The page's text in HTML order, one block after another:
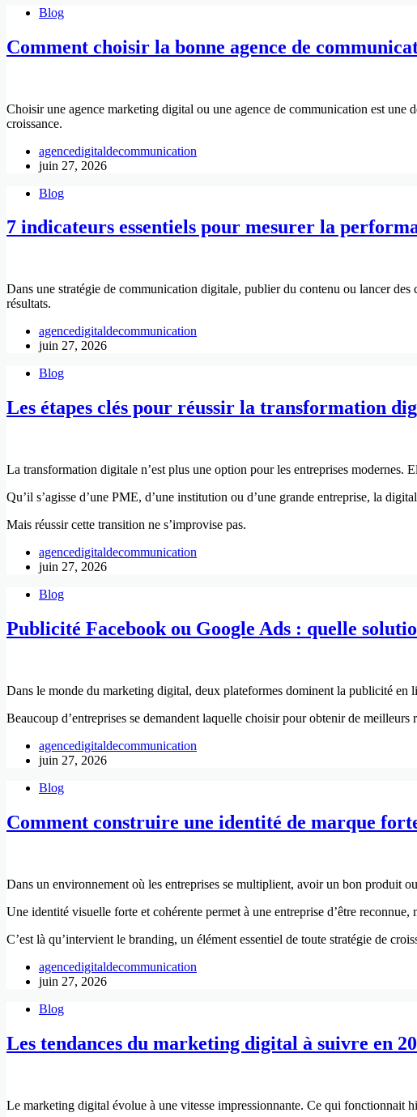
Blog
Comment choisir la bonne agence de
Choisir une agence marketing digital ou une agence de communication est
croissance.
agencedigitaldecommunication
juin 27, 2026
Blog
7 indicateurs essentiels pour mesurer la
Dans une stratégie de communication digitale, publier du contenu ou lancer
résultats.
agencedigitaldecommunication
juin 27, 2026
Blog
Les étapes clés pour réussir la transformation
La transformation digitale n’est plus une option pour les entreprises modernes.
Qu’il s’agisse d’une PME, d’une institution ou d’une grande entreprise, la
Mais réussir cette transition ne s’improvise pas.
agencedigitaldecommunication
juin 27, 2026
Blog
Publicité Facebook ou Google Ads : quelle
Dans le monde du marketing digital, deux plateformes dominent la publicité en
Beaucoup d’entreprises se demandent laquelle choisir pour obtenir de
agencedigitaldecommunication
juin 27, 2026
Blog
Comment construire une identité de marque
Dans un environnement où les entreprises se multiplient, avoir un bon produit
Une identité visuelle forte et cohérente permet à une entreprise d’être
C’est là qu’intervient le branding, un élément essentiel de toute stratégie de
agencedigitaldecommunication
juin 27, 2026
Blog
Les tendances du marketing digital à suivre en
Le marketing digital évolue à une vitesse impressionnante. Ce qui fonctionnait